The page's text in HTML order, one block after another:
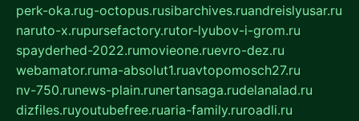
perk-oka.rug-octopus.rusibarchives.ruandreislyusar.ru
naruto-x.rupursefactory.rutor-lyubov-i-grom.ru
spayderhed-2022.rumovieone.ruevro-dez.ru
webamator.ruma-absolut1.ruavtopomosch27.ru
nv-750.runews-plain.runertansaga.rudelanalad.ru
dizfiles.ruyoutubefree.ruaria-family.ruroadli.ru